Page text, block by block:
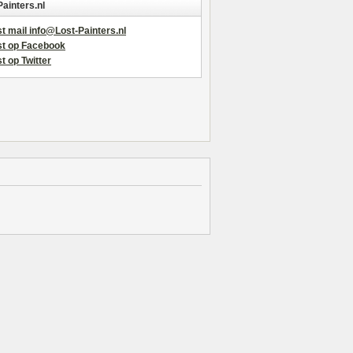
mail info@Lost-Painters.nl
op Facebook
op Twitter